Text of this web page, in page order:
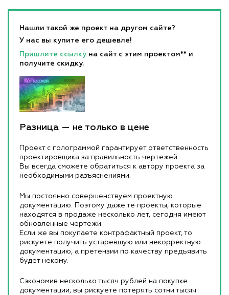
Нашли такой же проект на другом сайте?
У нас вы купите его дешевле!
Пришлите ссылку на сайт с этим проектом** и
получите скидку.
Разница — не только в цене
Проект с голограммой гарантирует ответственность
проектировщика за правильность чертежей.
Вы всегда сможете обратиться к автору проекта за
необходимыми разъяснениями.
Мы постоянно совершенствуем проектную
документацию. Поэтому даже те проекты, которые
находятся в продаже несколько лет, сегодня имеют
обновленные чертежи.
Если же вы покупаете контрафактный проект, то
рискуете получить устаревшую или некорректную
документацию, а претензии по качеству предъявить
будет некому.
Сэкономив несколько тысяч рублей на покупке
документации, вы рискуете потерять сотни тысяч